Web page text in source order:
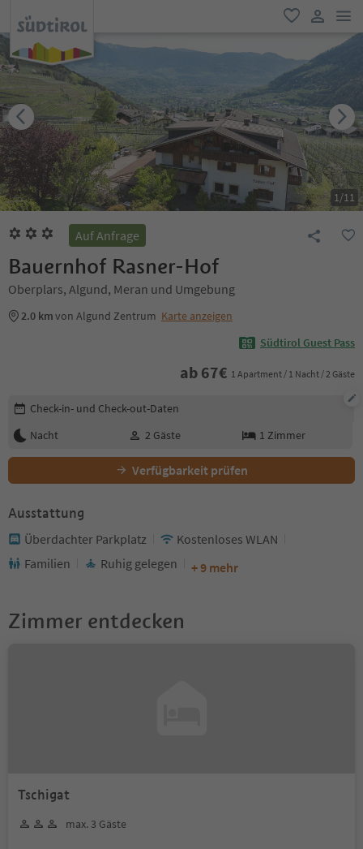
favorit
user link
1/11
Auf Anfrage
Bauernhof Rasner-Hof
Oberplars, Algund, Meran und Umgebung
2.0 kmvon Algund Zentrum Karte anzeigen
Südtirol Guest Pass
ab 67€ 1 Apartment / 1 Nacht / 2 Gäste
Buchungsdetails bearbeiten
Check-in- und Check-out-Daten
Nacht
2 Gäste 1 Zimmer
Verfügbarkeit prüfen
Ausstattung
Überdachter Parkplatz
Kostenloses WLAN
Familien
Ruhig gelegen + 9 mehr
Zimmer entdecken
Tschigat
max. 3 Gäste